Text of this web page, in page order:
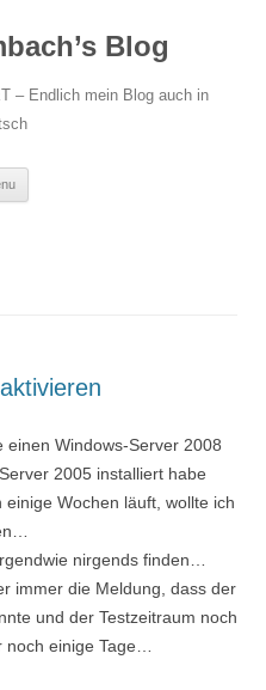
Blog
– Endlich mein Blog auch in
einen Windows-Server 2008
2005 installiert habe
Wochen läuft, wollte ich
nirgends finden…
immer die Meldung, dass der
und der Testzeitraum noch
einige Tage…